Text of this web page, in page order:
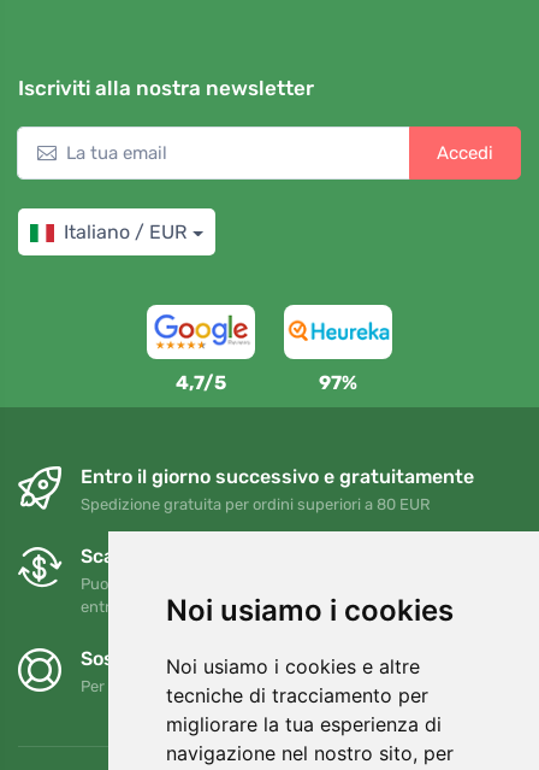
Noi usiamo i cookies
Noi usiamo i cookies e altre
tecniche di tracciamento per
migliorare la tua esperienza di
navigazione nel nostro sito, per
Iscriviti alla nostra newsletter
Accedi
Italiano / EUR
4,7/5 97%
Entro il giorno successivo e gratuitamente
Spedizione gratuita per ordini superiori a 80 EUR
Scambi e resi gratuiti
Puoi restituire o cambiare il tuo ordine in qualsiasi momento
entro 90 giorni
Sosteniamo Trees.org
Per ogni ordine piantiamo un albero! Leggi di più